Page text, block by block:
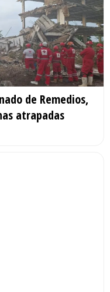
de Remedios,
atrapadas